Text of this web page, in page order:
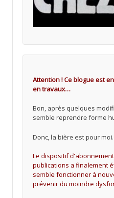
Attention ! Ce blogue est
en travaux…
Bon, après quelques
semble reprendre forme
Donc, la bière est pour
Le dispositif
publications a finalement
semble fonctionner à
prévenir du moindre